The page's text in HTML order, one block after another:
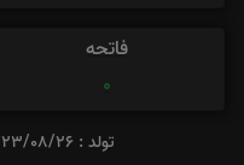
فاتحه
0
تولد : 1323/08/26